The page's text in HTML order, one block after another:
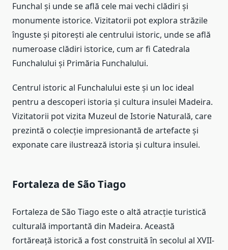
Funchal și unde se află cele mai vechi clădiri și
monumente istorice. Vizitatorii pot explora străzile
înguste și pitorești ale centrului istoric, unde se află
numeroase clădiri istorice, cum ar fi Catedrala
Funchalului și Primăria Funchalului.
Centrul istoric al Funchalului este și un loc ideal
pentru a descoperi istoria și cultura insulei Madeira.
Vizitatorii pot vizita Muzeul de Istorie Naturală, care
prezintă o colecție impresionantă de artefacte și
exponate care ilustrează istoria și cultura insulei.
Fortaleza de São Tiago
Fortaleza de São Tiago este o altă atracție turistică
culturală importantă din Madeira. Această
fortăreață istorică a fost construită în secolul al XVII-